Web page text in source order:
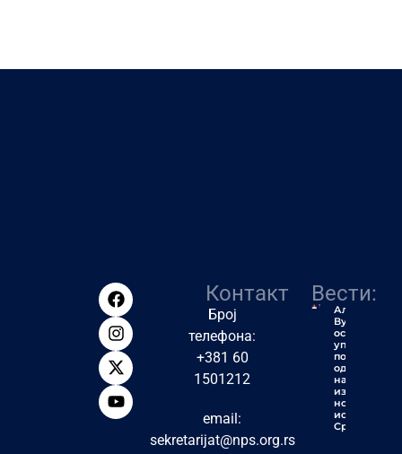
Контакт
Број
телефона:
+381 60
1501212
email:
sekretarijat@nps.org.rs
Вести:
Алексић:
Вучић ће
остати
упамћен
по једној
од
највећих
издаја у
новијој
историји
Србије